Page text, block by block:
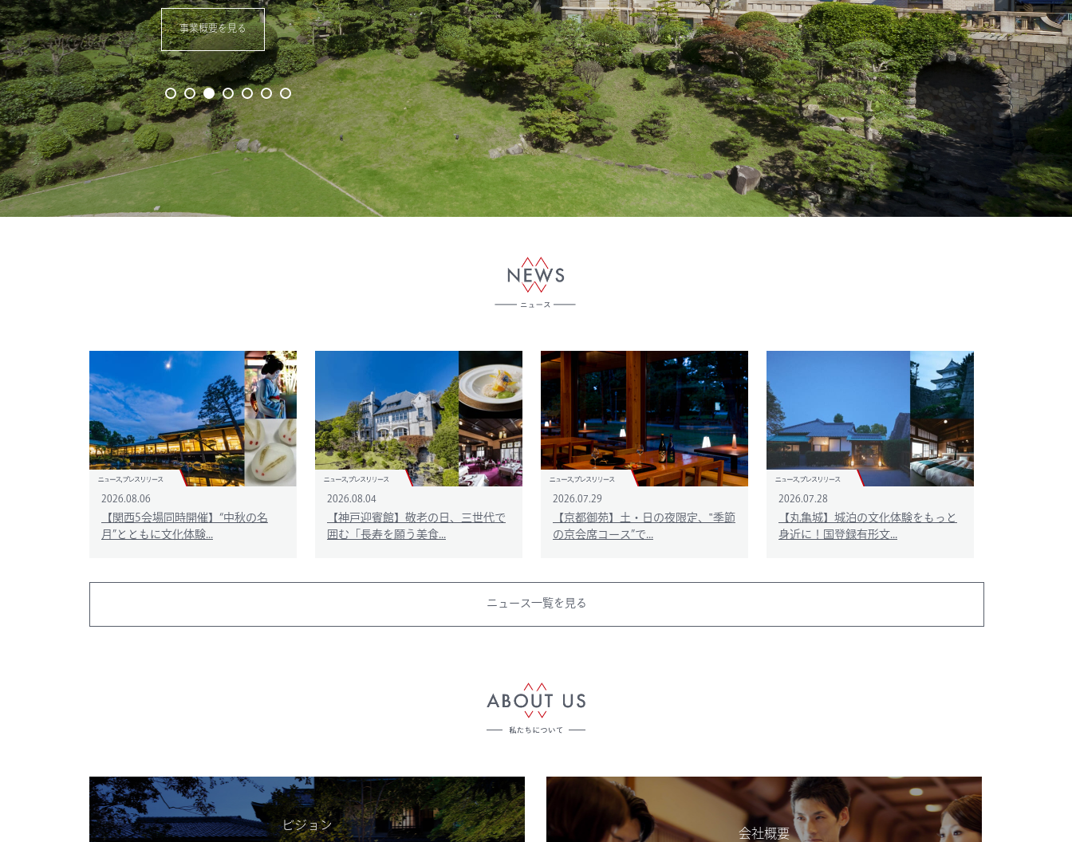
2026.08.06
【関西5会場同時開催】“中秋の名
月”とともに文化体験...
2026.08.04
【神戸迎賓館】敬老の日、三世代で
囲む「長寿を願う美食...
2026.07.29
【京都御苑】土・日の夜限定、‟季節
の京会席コース”で...
2026.07.28
【丸亀城】城泊の文化体験をもっと
身近に！国登録有形文...
ニュース一覧を見る
ビジョン
会社概要